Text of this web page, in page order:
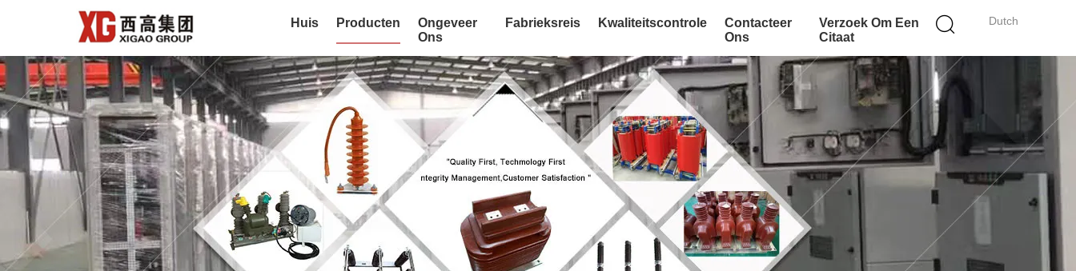
Dutch
Huis Producten
Ongeveer
Ons
Fabrieksreis Kwaliteitscontrole
Contacteer
Ons
Verzoek Om Een
Citaat